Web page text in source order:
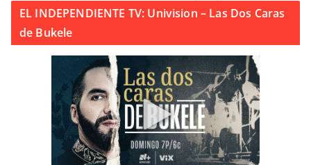
EL INDEPENDIENTE TV: Univision – Las Dos Caras
de Bukele